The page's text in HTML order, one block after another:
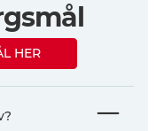
HER